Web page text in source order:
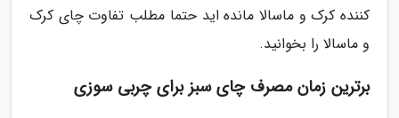
کننده کرک و ماسالا مانده اید حتما مطلب تفاوت چای کرک
و ماسالا را بخوانید.
برترین زمان مصرف چای سبز برای چربی سوزی